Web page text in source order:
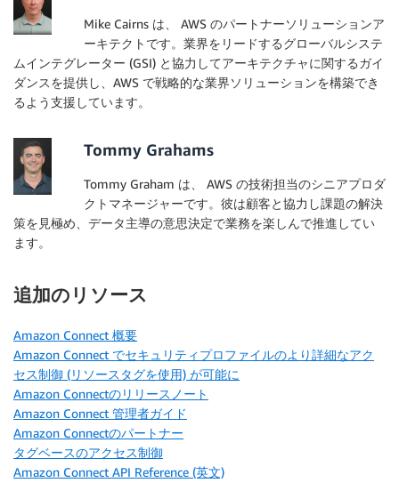
Mike Cairns は、 AWS のパートナーソリューションア
ーキテクトです。業界をリードするグローバルシステ
ムインテグレーター (GSI) と協力してアーキテクチャに関するガイ
ダンスを提供し、AWS で戦略的な業界ソリューションを構築でき
るよう支援しています。
Tommy Grahams
Tommy Graham は、 AWS の技術担当のシニアプロダ
クトマネージャーです。彼は顧客と協力し課題の解決
策を見極め、データ主導の意思決定で業務を楽しんで推進してい
ます。
追加のリソース
Amazon Connect 概要
Amazon Connect でセキュリティプロファイルのより詳細なアク
セス制御 (リソースタグを使用) が可能に
Amazon Connectのリリースノート
Amazon Connect 管理者ガイド
Amazon Connectのパートナー
タグベースのアクセス制御
Amazon Connect API Reference (英文)